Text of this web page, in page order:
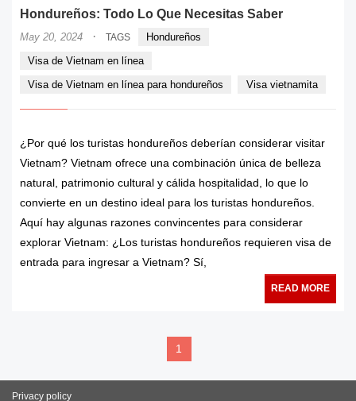
Hondureños: Todo Lo Que Necesitas Saber
May 20, 2024 · TAGS
Hondureños
Visa de Vietnam en línea
Visa de Vietnam en línea para hondureños
Visa vietnamita
¿Por qué los turistas hondureños deberían considerar visitar
Vietnam? Vietnam ofrece una combinación única de belleza
natural, patrimonio cultural y cálida hospitalidad, lo que lo
convierte en un destino ideal para los turistas hondureños.
Aquí hay algunas razones convincentes para considerar
explorar Vietnam: ¿Los turistas hondureños requieren visa de
entrada para ingresar a Vietnam? Sí,
READ MORE
1
Privacy policy